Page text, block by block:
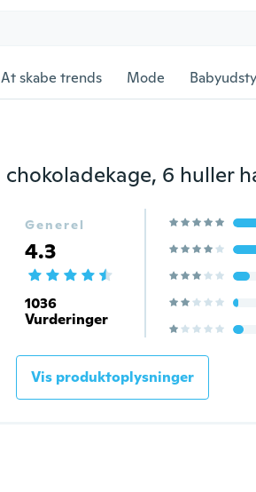
At skabe trends Mode
Generel
4.3
1036
Vurderinger
Vis produktoplysninger